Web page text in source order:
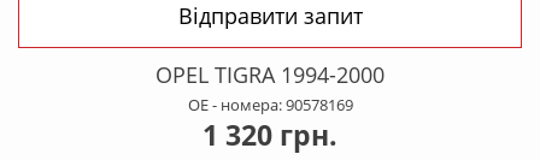
Відправити запит
OPEL TIGRA 1994-2000
OE - номера: 90578169
1 320 грн.